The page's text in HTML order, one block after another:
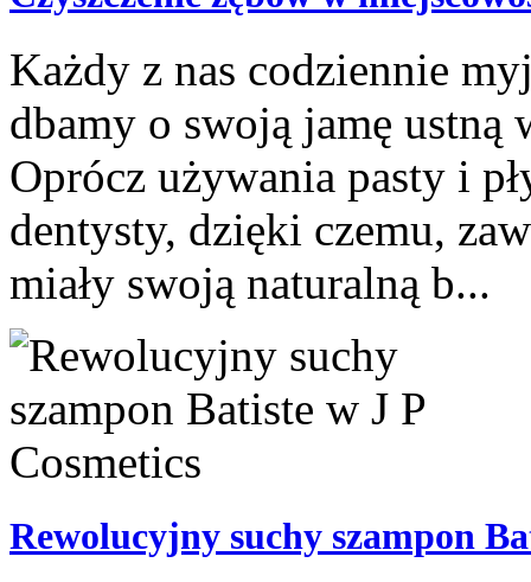
Każdy z nas codziennie
dbamy o swoją jamę ustną
Oprócz używania pasty i
dentysty, dzięki czemu,
miały swoją naturalną b...
Rewolucyjny suchy szampon